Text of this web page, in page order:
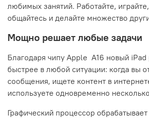
любимых занятий. Работайте,
общайтесь и делайте множество
Мощно решает любые задачи
Благодаря чипу Apple A16 новый iPad
быстрее в любой ситуации: когда вы
сообщения, ищете контент в
используете одновременно
Графический процессор